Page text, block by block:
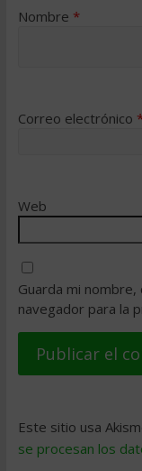
Nombre *
Correo electrónico
Web
Guarda mi
navegador para la
Este sitio usa
se procesan los